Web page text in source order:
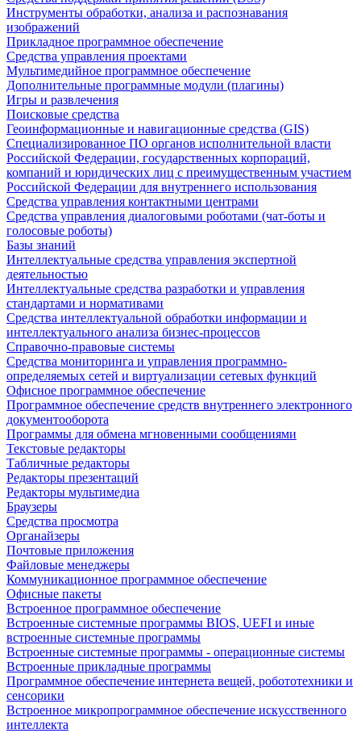
Инструменты обработки, анализа и распознавания
изображений
Прикладное программное обеспечение
Средства управления проектами
Мультимедийное программное обеспечение
Дополнительные программные модули (плагины)
Игры и развлечения
Поисковые средства
Геоинформационные и навигационные средства (GIS)
Специализированное ПО органов исполнительной власти
Российской Федерации, государственных корпораций,
компаний и юридических лиц с преимущественным участием
Российской Федерации для внутреннего использования
Средства управления контактными центрами
Средства управления диалоговыми роботами (чат-боты и
голосовые роботы)
Базы знаний
Интеллектуальные средства управления экспертной
деятельностью
Интеллектуальные средства разработки и управления
стандартами и нормативами
Средства интеллектуальной обработки информации и
интеллектуального анализа бизнес-процессов
Справочно-правовые системы
Средства мониторинга и управления программно-
определяемых сетей и виртуализации сетевых функций
Офисное программное обеспечение
Программное обеспечение средств внутреннего электронного
документооборота
Программы для обмена мгновенными сообщениями
Текстовые редакторы
Табличные редакторы
Редакторы презентаций
Редакторы мультимедиа
Браузеры
Средства просмотра
Органайзеры
Почтовые приложения
Файловые менеджеры
Коммуникационное программное обеспечение
Офисные пакеты
Встроенное программное обеспечение
Встроенные системные программы BIOS, UEFI и иные
встроенные системные программы
Встроенные системные программы - операционные системы
Встроенные прикладные программы
Программное обеспечение интернета вещей, робототехники и
сенсорики
Встроенное микропрограммное обеспечение искусственного
интеллекта